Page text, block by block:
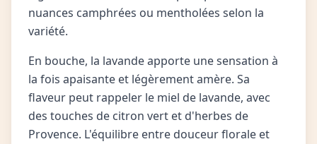
nuances camphrées ou mentholées selon la
variété.
En bouche, la lavande apporte une sensation à
la fois apaisante et légèrement amère. Sa
flaveur peut rappeler le miel de lavande, avec
des touches de citron vert et d'herbes de
Provence. L'équilibre entre douceur florale et